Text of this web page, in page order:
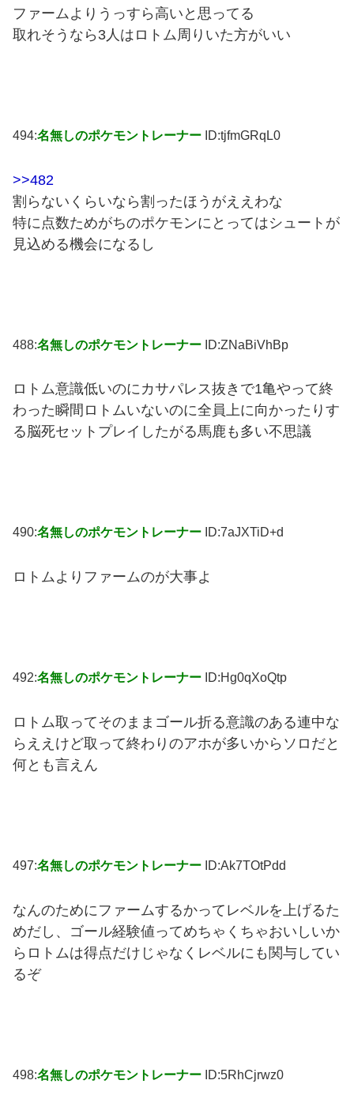
ファームよりうっすら高いと思ってる
取れそうなら3人はロトム周りいた方がいい
494:名無しのポケモントレーナー ID:tjfmGRqL0
>>482
割らないくらいなら割ったほうがええわな
特に点数ためがちのポケモンにとってはシュートが
見込める機会になるし
488:名無しのポケモントレーナー ID:ZNaBiVhBp
ロトム意識低いのにカサパレス抜きで1亀やって終
わった瞬間ロトムいないのに全員上に向かったりす
る脳死セットプレイしたがる馬鹿も多い不思議
490:名無しのポケモントレーナー ID:7aJXTiD+d
ロトムよりファームのが大事よ
492:名無しのポケモントレーナー ID:Hg0qXoQtp
ロトム取ってそのままゴール折る意識のある連中な
らええけど取って終わりのアホが多いからソロだと
何とも言えん
497:名無しのポケモントレーナー ID:Ak7TOtPdd
なんのためにファームするかってレベルを上げるた
めだし、ゴール経験値ってめちゃくちゃおいしいか
らロトムは得点だけじゃなくレベルにも関与してい
るぞ
498:名無しのポケモントレーナー ID:5RhCjrwz0